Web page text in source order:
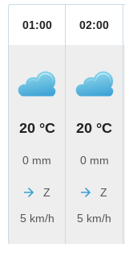
01:00
20 °C
0 mm
Z
5 km/h
02:00
20 °C
0 mm
Z
5 km/h